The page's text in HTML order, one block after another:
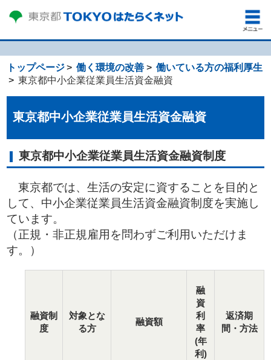
トップページ 働く環境の改善
働いている方の福利厚生
東京都中小企業従業員生活資金融資
東京都中小企業従業員生活資金融資
東京都中小企業従業員生活資金融資制度
東京都では、生活の安定に資することを目的と
して、中小企業従業員生活資金融資制度を実施し
ています。
（正規・非正規雇用を問わずご利用いただけま
す。）
融資制
度
対象とな
る方
融資額
融
資
利
率
(年
利)
返済期
間・方法